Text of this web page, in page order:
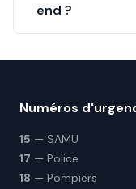
end ?
Numéros
15 — SAMU
17 — Police
18 — Pompiers